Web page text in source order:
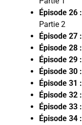
Épisode 26 :
Partie 2
Épisode 27 :
Épisode 28 :
Épisode 29 :
Épisode 30 :
Épisode 31 :
Épisode 32 :
Épisode 33 :
Épisode 34 :